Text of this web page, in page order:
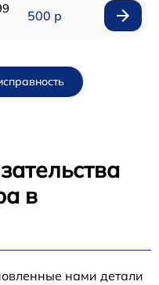
500 р
в
нами детали